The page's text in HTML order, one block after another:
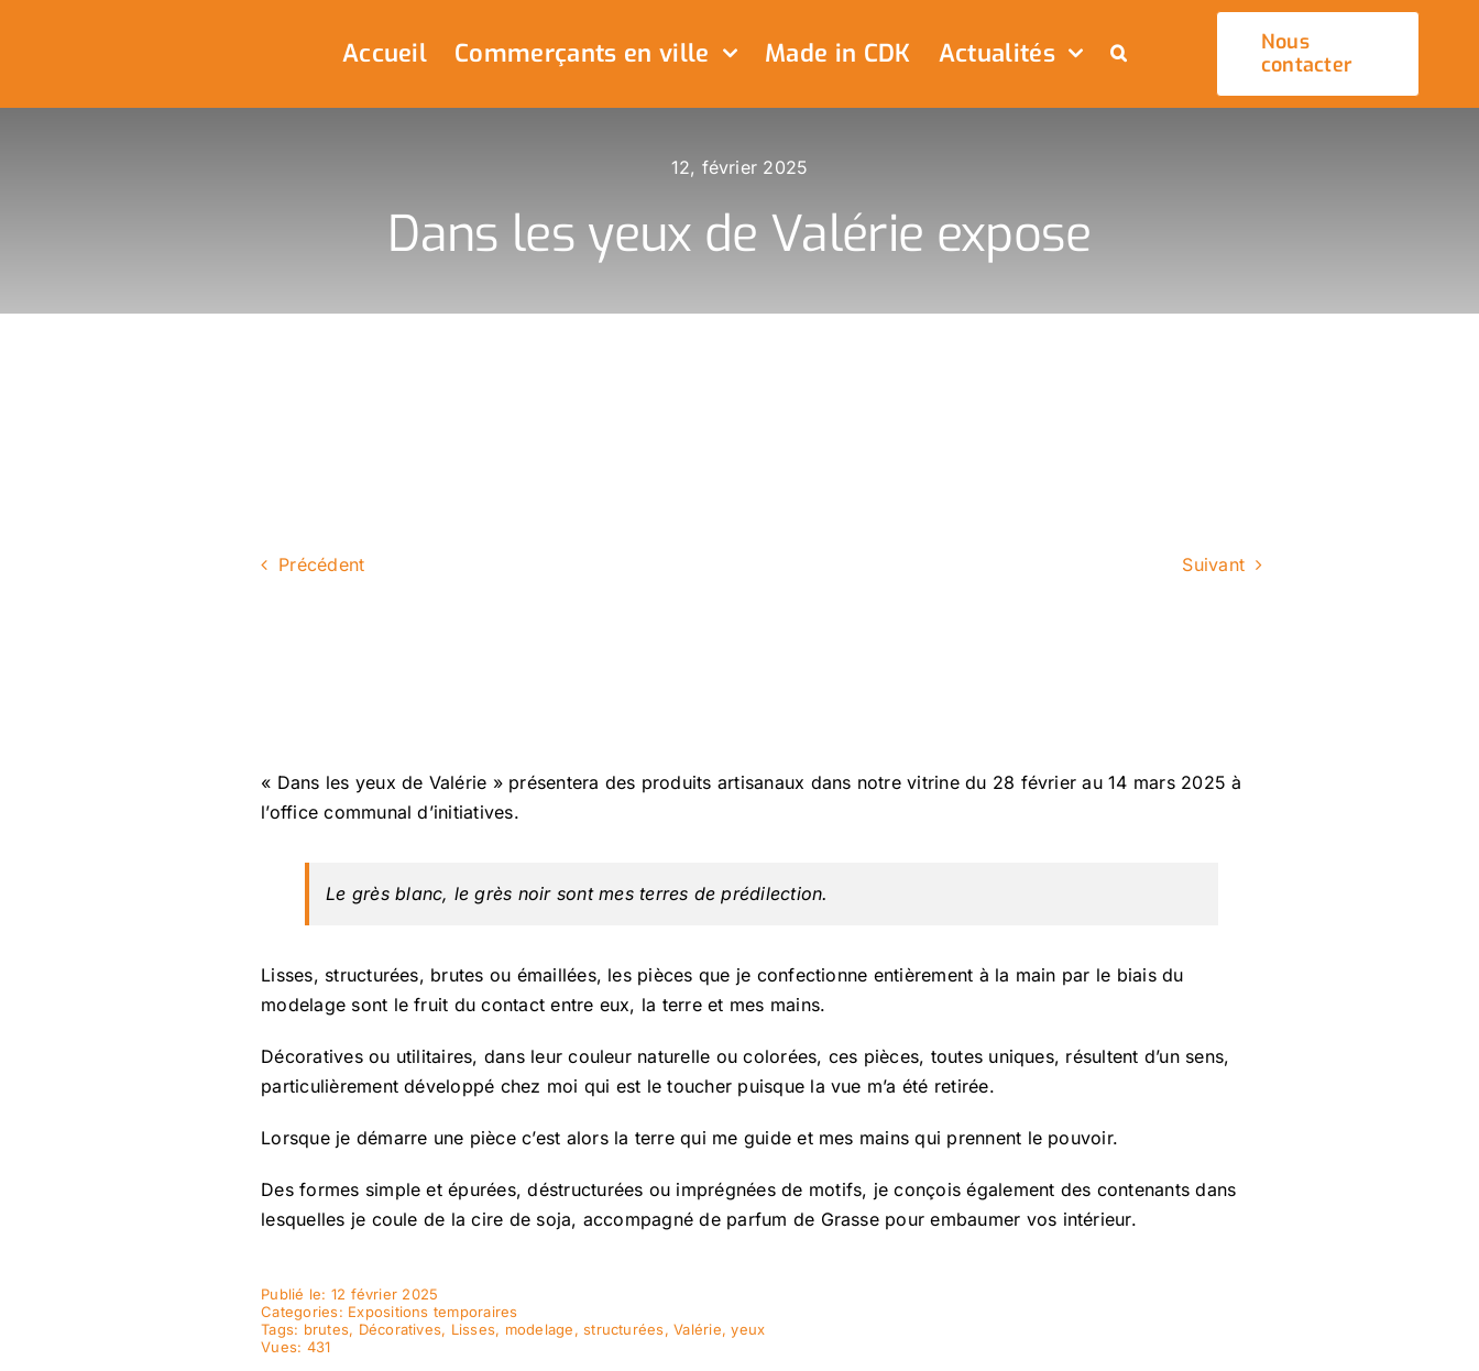
Accueil Commerçants en ville Made in CDK Actualités
Nous
contacter
12, février 2025
Dans les yeux de Valérie expose
Précédent Suivant
« Dans les yeux de Valérie » présentera des produits artisanaux dans notre vitrine du 28 février au 14 mars 2025 à
l’office communal d’initiatives.
Le grès blanc, le grès noir sont mes terres de prédilection.
Lisses, structurées, brutes ou émaillées, les pièces que je confectionne entièrement à la main par le biais du
modelage sont le fruit du contact entre eux, la terre et mes mains.
Décoratives ou utilitaires, dans leur couleur naturelle ou colorées, ces pièces, toutes uniques, résultent d’un sens,
particulièrement développé chez moi qui est le toucher puisque la vue m’a été retirée.
Lorsque je démarre une pièce c’est alors la terre qui me guide et mes mains qui prennent le pouvoir.
Des formes simple et épurées, déstructurées ou imprégnées de motifs, je conçois également des contenants dans
lesquelles je coule de la cire de soja, accompagné de parfum de Grasse pour embaumer vos intérieur.
Publié le: 12 février 2025
Categories: Expositions temporaires
Tags: brutes, Décoratives, Lisses, modelage,structurées,Valérie,yeux
Vues: 431